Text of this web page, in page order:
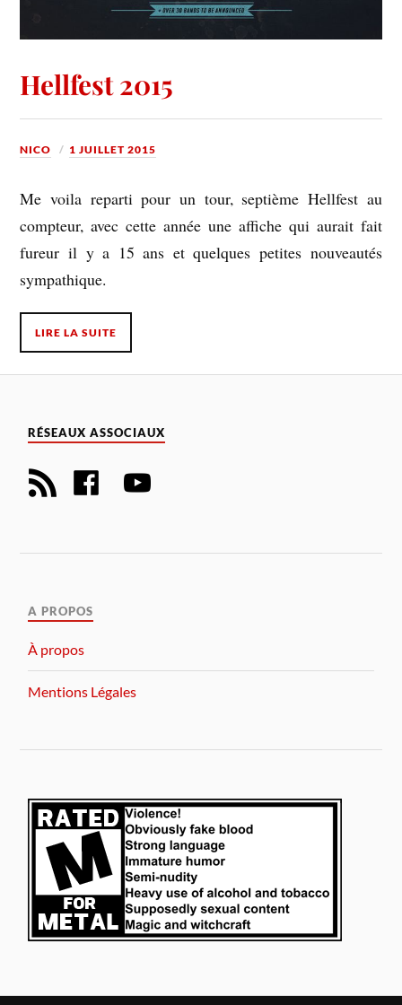
Hellfest 2015
NICO 1 JUILLET 2015
Me voila reparti pour un tour, septième Hellfest au
compteur, avec cette année une affiche qui aurait fait
fureur il y a 15 ans et quelques petites nouveautés
sympathique.
LIRE LA SUITE
RÉSEAUX ASSOCIAUX
A PROPOS
À propos
Mentions Légales